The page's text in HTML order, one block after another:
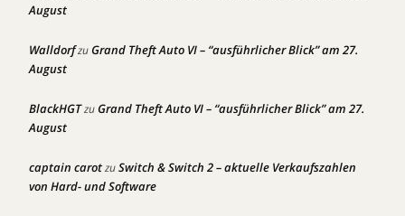
August
WalldorfzuGrand Theft Auto VI – “ausführlicher Blick” am 27.
August
BlackHGTzuGrand Theft Auto VI – “ausführlicher Blick” am 27.
August
captain carotzuSwitch & Switch 2 – aktuelle Verkaufszahlen
von Hard- und Software